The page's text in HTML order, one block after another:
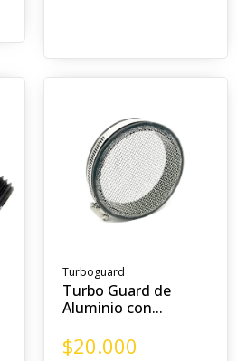
Turboguard
Turbo Guard de
Aluminio con...
$20.000